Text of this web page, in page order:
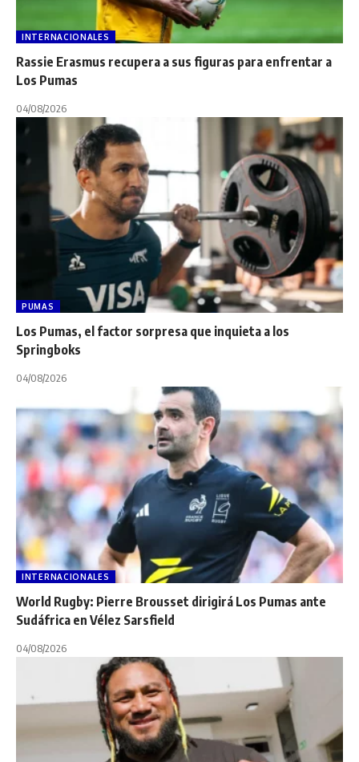
INTERNACIONALES
Rassie Erasmus recupera a sus figuras para enfrentar a
Los Pumas
04/08/2026
PUMAS
Los Pumas, el factor sorpresa que inquieta a los
Springboks
04/08/2026
INTERNACIONALES
World Rugby: Pierre Brousset dirigirá Los Pumas ante
Sudáfrica en Vélez Sarsfield
04/08/2026